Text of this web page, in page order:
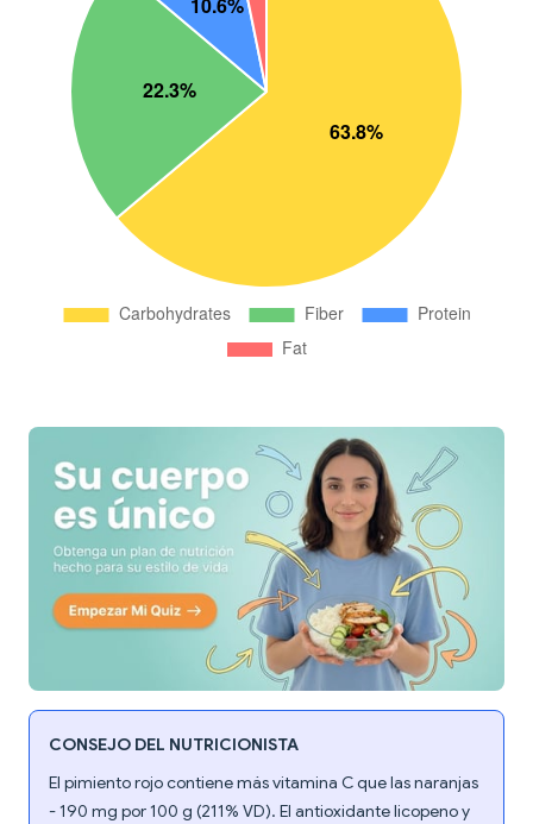
CONSEJO DEL NUTRICIONISTA
El pimiento rojo contiene más vitamina C que las naranjas
- 190 mg por 100 g (211% VD). El antioxidante licopeno y